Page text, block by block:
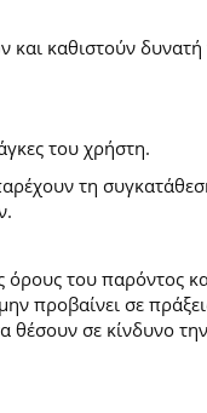
καθιστούν δυνατή
του χρήστη.
τη
όρους του παρόντος
προβαίνει σε
θέσουν σε κίνδυνο